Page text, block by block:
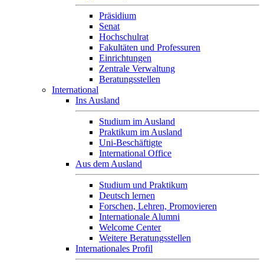
Präsidium
Senat
Hochschulrat
Fakultäten und Professuren
Einrichtungen
Zentrale Verwaltung
Beratungsstellen
International
Ins Ausland
Studium im Ausland
Praktikum im Ausland
Uni-Beschäftigte
International Office
Aus dem Ausland
Studium und Praktikum
Deutsch lernen
Forschen, Lehren, Promovieren
Internationale Alumni
Welcome Center
Weitere Beratungsstellen
Internationales Profil